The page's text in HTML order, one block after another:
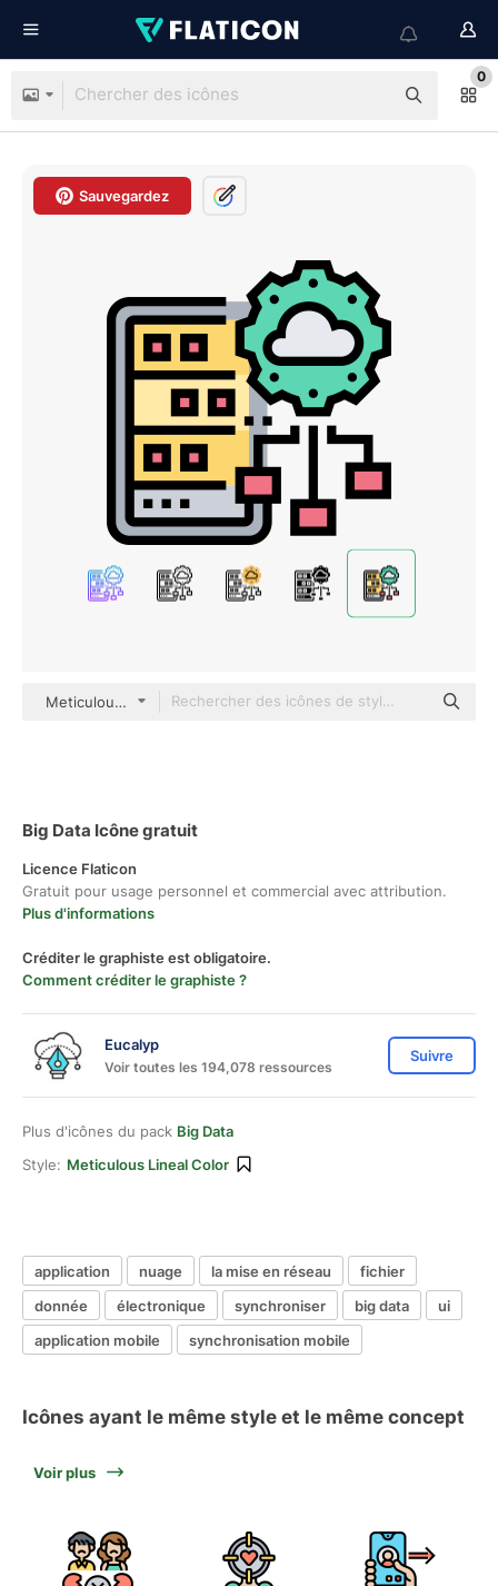
0
Sauvegardez
Meticulous Lineal Color
Big Data Icône gratuit
Licence Flaticon
Gratuit pour usage personnel et commercial avec attribution.
Plus d'informations
Créditer le graphiste est obligatoire.
Comment créditer le graphiste ?
Eucalyp
Voir toutes les 194,078 ressources
Suivre
Plus d'icônes du pack Big Data
Style: Meticulous Lineal Color
application nuage la mise en réseau
fichier
donnée
électronique synchroniser big data
ui
application mobile
synchronisation mobile
Icônes ayant le même style et le même concept
Voir plus